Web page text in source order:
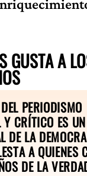
GUSTA A
PERIODISMO
Y CRÍTICO ES
DE LA
A QUIENES
DE LA